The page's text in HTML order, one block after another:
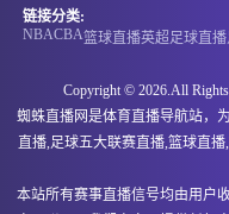
情报
链接分类:
NBACBA篮球直播英超 足球直播
Copyright © 2026.All
蜘蛛直播网是体育直播导航站，
直播,足球五大联赛直播,篮球直
本站所有赛事直播信号均由用户